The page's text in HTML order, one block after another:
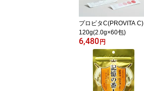
プロビタC(PROVITA C)
120g(2.0g×60包)
6,480 円